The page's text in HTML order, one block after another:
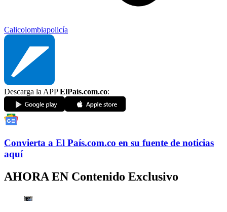
Calicolombiapolicía
Descarga la APPElPaís.com.co:
Convierta a El País.com.co en su fuente de noticias
aquí
AHORA EN Contenido Exclusivo